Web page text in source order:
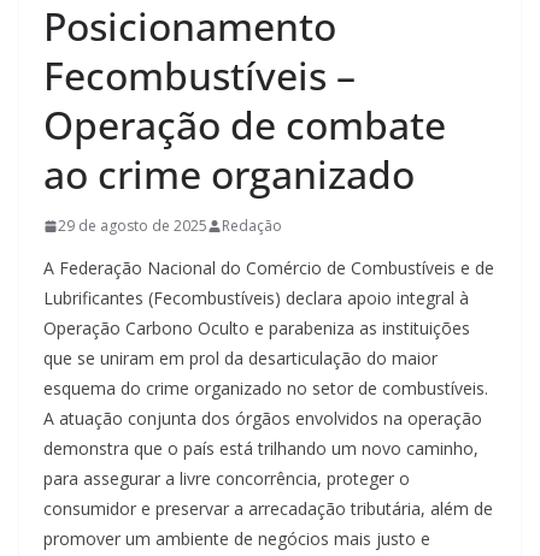
Posicionamento
Fecombustíveis –
Operação de combate
ao crime organizado
29 de agosto de 2025 Redação
A Federação Nacional do Comércio de Combustíveis e de
Lubrificantes (Fecombustíveis) declara apoio integral à
Operação Carbono Oculto e parabeniza as instituições
que se uniram em prol da desarticulação do maior
esquema do crime organizado no setor de combustíveis.
A atuação conjunta dos órgãos envolvidos na operação
demonstra que o país está trilhando um novo caminho,
para assegurar a livre concorrência, proteger o
consumidor e preservar a arrecadação tributária, além de
promover um ambiente de negócios mais justo e